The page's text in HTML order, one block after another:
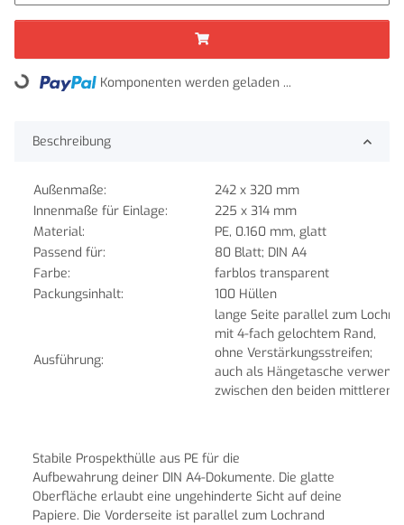
Loading... Komponenten werden geladen ...
Beschreibung
Außenmaße:
242 x 320 mm
Innenmaße für Einlage:
225 x 314 mm
Material:
PE, 0.160 mm, glatt
Passend für:
80 Blatt; DIN A4
Farbe:
farblos transparent
Packungsinhalt:
100 Hüllen
Ausführung:
lange Seite parallel zum
mit 4-fach gelochtem Rand,
ohne Verstärkungsstreifen;
auch als Hängetasche
zwischen den beiden mittleren
Stabile Prospekthülle aus PE für die
Aufbewahrung deiner DIN A4-Dokumente. Die glatte
Oberfläche erlaubt eine ungehinderte Sicht auf deine
Papiere. Die Vorderseite ist parallel zum Lochrand